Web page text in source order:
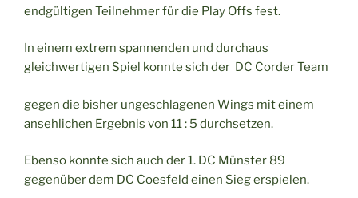
endgültigen Teilnehmer für die Play Offs fest.
In einem extrem spannenden und durchaus
gleichwertigen Spiel konnte sich der DC Corder Team
gegen die bisher ungeschlagenen Wings mit einem
ansehlichen Ergebnis von 11 : 5 durchsetzen.
Ebenso konnte sich auch der 1. DC Münster 89
gegenüber dem DC Coesfeld einen Sieg erspielen.